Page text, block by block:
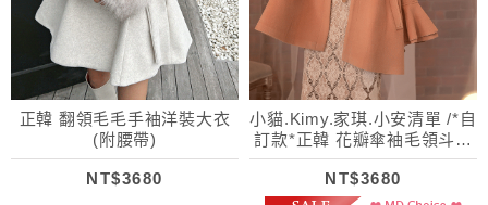
正韓 翻領毛毛手袖洋裝大衣
(附腰帶)
NT$3680
小貓.Kimy.家琪.小安清單 /*自
訂款*正韓 花瓣傘袖毛領斗篷
羊毛大衣
NT$3680